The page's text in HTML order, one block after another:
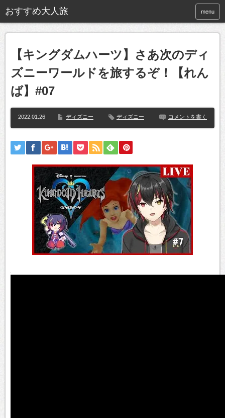
おすすめ大人旅 menu
【キングダムハーツ】さあ次のディ
ズニーワールドを旅するぞ！【れん
ば】#07
2022.01.26 ディズニー ディズニー コメントを書く